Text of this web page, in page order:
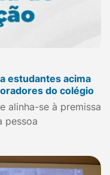
estudantes acima
do colégio
alinha-se à premissa
pessoa